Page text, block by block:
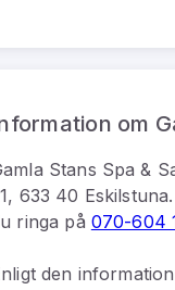
om
Stans Spa &
633 40 Eskilstuna.
ringa på 070-604
den